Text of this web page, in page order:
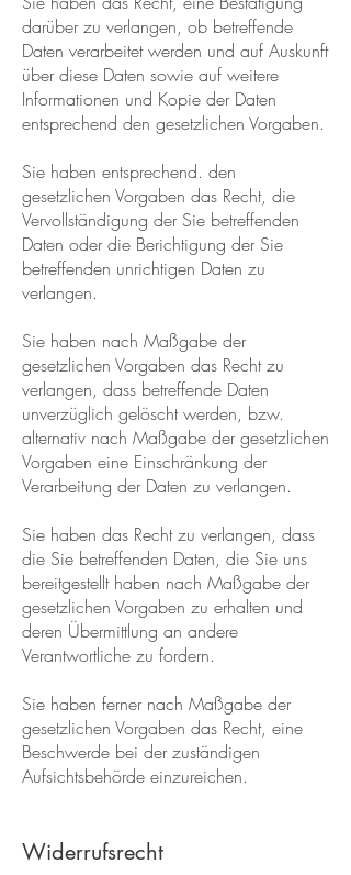
darüber zu verlangen, ob betreffende
Daten verarbeitet werden und auf Auskunft
über diese Daten sowie auf weitere
Informationen und Kopie der Daten
entsprechend den gesetzlichen Vorgaben.
Sie haben entsprechend. den
gesetzlichen Vorgaben das Recht, die
Vervollständigung der Sie betreffenden
Daten oder die Berichtigung der Sie
betreffenden unrichtigen Daten zu
verlangen.
Sie haben nach Maßgabe der
gesetzlichen Vorgaben das Recht zu
verlangen, dass betreffende Daten
unverzüglich gelöscht werden, bzw.
alternativ nach Maßgabe der gesetzlichen
Vorgaben eine Einschränkung der
Verarbeitung der Daten zu verlangen.
Sie haben das Recht zu verlangen, dass
die Sie betreffenden Daten, die Sie uns
bereitgestellt haben nach Maßgabe der
gesetzlichen Vorgaben zu erhalten und
deren Übermittlung an andere
Verantwortliche zu fordern.
Sie haben ferner nach Maßgabe der
gesetzlichen Vorgaben das Recht, eine
Beschwerde bei der zuständigen
Aufsichtsbehörde einzureichen.
Widerrufsrecht